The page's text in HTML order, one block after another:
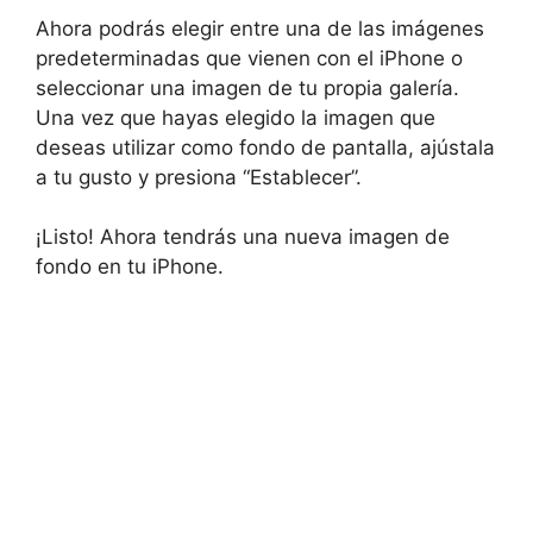
Ahora podrás elegir entre una de las imágenes
predeterminadas que vienen con el iPhone o
seleccionar una imagen de tu propia galería.
Una vez que hayas elegido la imagen que
deseas utilizar como fondo de pantalla, ajústala
a tu gusto y presiona “Establecer”.
¡Listo! Ahora tendrás una nueva imagen de
fondo en tu iPhone.